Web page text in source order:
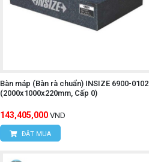
Bàn máp (Bàn rà chuẩn) INSIZE 6900-0102
(2000x1000x220mm, Cấp 0)
143,405,000 VND
ĐẶT MUA